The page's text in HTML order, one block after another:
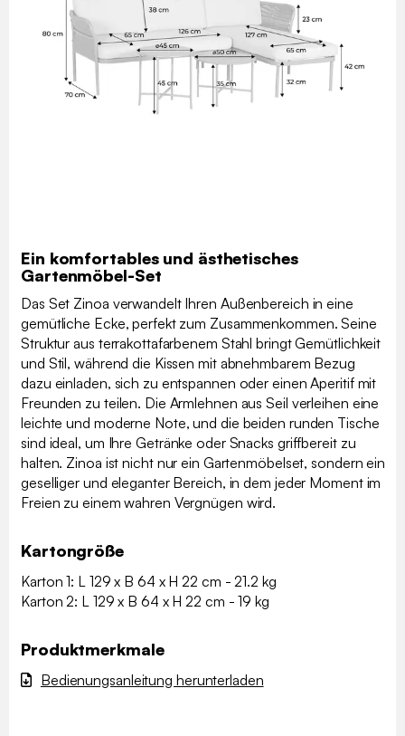
Ein komfortables und ästhetisches
Gartenmöbel-Set
Das Set Zinoa verwandelt Ihren Außenbereich in eine
gemütliche Ecke, perfekt zum Zusammenkommen. Seine
Struktur aus terrakottafarbenem Stahl bringt Gemütlichkeit
und Stil, während die Kissen mit abnehmbarem Bezug
dazu einladen, sich zu entspannen oder einen Aperitif mit
Freunden zu teilen. Die Armlehnen aus Seil verleihen eine
leichte und moderne Note, und die beiden runden Tische
sind ideal, um Ihre Getränke oder Snacks griffbereit zu
halten. Zinoa ist nicht nur ein Gartenmöbelset, sondern ein
geselliger und eleganter Bereich, in dem jeder Moment im
Freien zu einem wahren Vergnügen wird.
Kartongröße
Karton 1: L 129 x B 64 x H 22 cm - 21.2 kg
Karton 2: L 129 x B 64 x H 22 cm - 19 kg
Produktmerkmale
Bedienungsanleitung herunterladen